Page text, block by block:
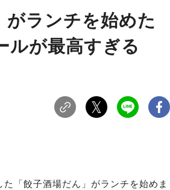
がランチを始めた
ルが最高すぎる
「餃子酒場だん」がランチを始めま